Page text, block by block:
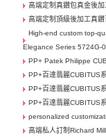
高端定制真鑽包真金後
高端定制頂級後加工真
High-end custom top-
Elegance Series 5724G-
PP+ Patek Philippe
PP+百達翡麗CUBITUS
PP+百達翡麗CUBITUS
PP+百達翡麗CUBITUS
personalized
高端私人訂制Richard